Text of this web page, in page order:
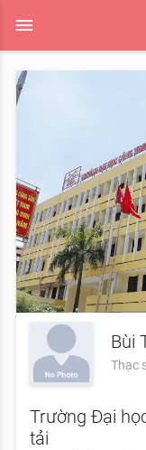
menu
Bùi
Thạc
Trường Đại
tải